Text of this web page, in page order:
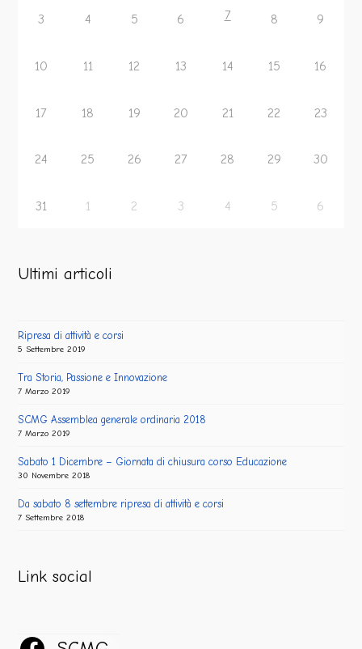
3 4 5 6 7 8 9
10 11 12 13 14 15 16
17 18 19 20 21 22 23
24 25 26 27 28 29 30
31 1 2 3 4 5 6
Ultimi articoli
Ripresa di attività e corsi
5 Settembre 2019
Tra Storia, Passione e Innovazione
7 Marzo 2019
SCMG Assemblea generale ordinaria 2018
7 Marzo 2019
Sabato 1 Dicembre – Giornata di chiusura corso Educazione
30 Novembre 2018
Da sabato 8 settembre ripresa di attività e corsi
7 Settembre 2018
Link social